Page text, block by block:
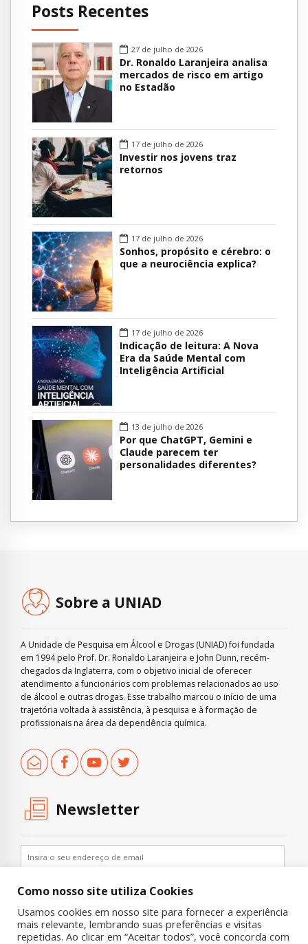
Posts Recentes
27 de julho de 2026
Dr. Ronaldo Laranjeira analisa
mercados de risco em artigo
no Estadão
17 de julho de 2026
Investir nos jovens traz
retornos
17 de julho de 2026
Sonhos, propósito e cérebro: o
que a neurociência explica?
17 de julho de 2026
Indicação de leitura: A Nova
Era da Saúde Mental com
Inteligência Artificial
13 de julho de 2026
Por que ChatGPT, Gemini e
Claude parecem ter
personalidades diferentes?
Sobre a UNIAD
A Unidade de Pesquisa em Álcool e Drogas (UNIAD) foi fundada
em 1994 pelo Prof. Dr. Ronaldo Laranjeira e John Dunn, recém-
chegados da Inglaterra, com o objetivo inicial de oferecer
atendimento a funcionários com problemas relacionados ao uso
de álcool e outras drogas. Esse trabalho marcou o início de uma
trajetória voltada à assistência, à pesquisa e à formação de
profissionais na área da dependência química.
Newsletter
Como nosso site utiliza Cookies
Usamos cookies em nosso site para fornecer a experiência
mais relevante, lembrando suas preferências e visitas
repetidas. Ao clicar em “Aceitar todos”, você concorda com